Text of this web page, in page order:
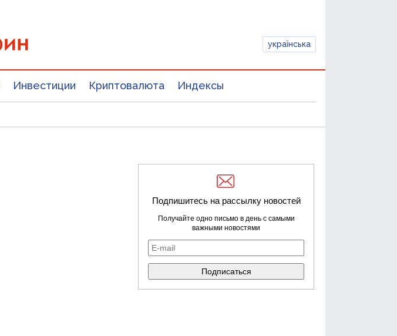
українська
Инвестиции Криптовалюта Индексы
Подпишитесь на рассылку новостей
Получайте одно письмо в день с самыми
важными новостями